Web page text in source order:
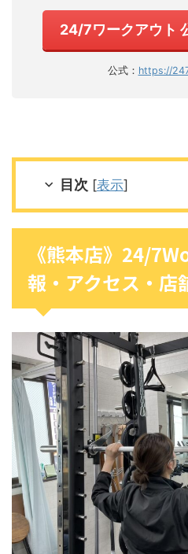
24/7ワークアウト
公式： https://
目次 [表示]
《熊本店》24/
報・アクセス・店